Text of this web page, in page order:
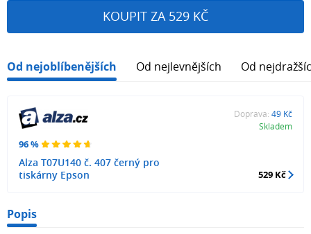
KOUPIT ZA 529 KČ
Od nejoblíbenějších Od nejlevnějších Od
96 %
Alza T07U140 č. 407 černý pro
tiskárny Epson
Doprava: 49 Kč
Skladem
529 Kč
Popis